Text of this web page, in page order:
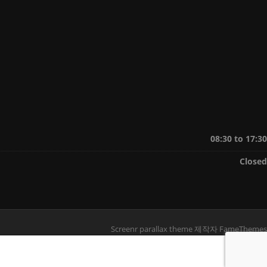
08:30 to 17:30
Closed
Screenr parallax theme제작자 FameThemes